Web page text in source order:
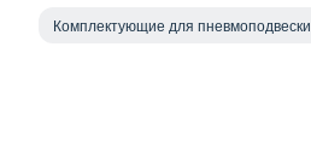
Комплектующие для пневмоподвески